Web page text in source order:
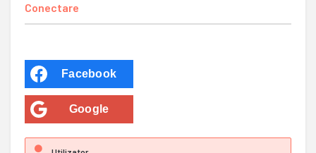
Conectare
Facebook
Google